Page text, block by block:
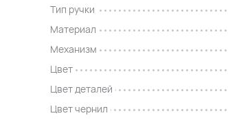
Тип ручки
Материал
Механизм
Цвет
Цвет деталей
Цвет чернил